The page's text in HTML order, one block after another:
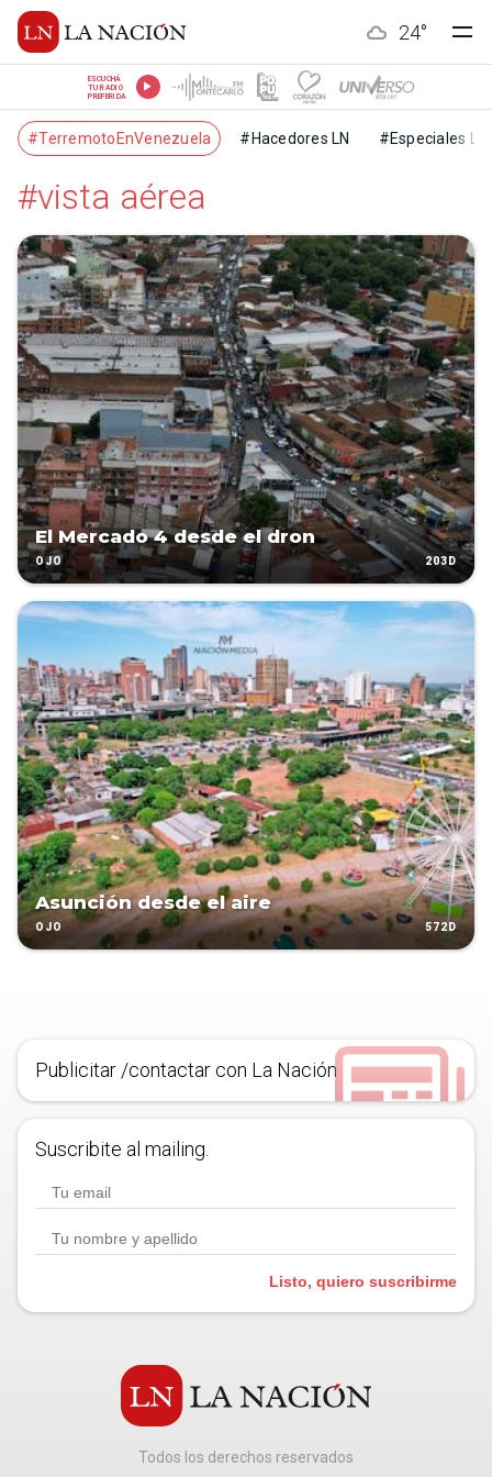
24°
ESCUCHÁ
TU RADIO
PREFERIDA
#TerremotoEnVenezuela #Hacedores LN #Especiales LN
#vista aérea
El Mercado 4 desde el dron
OJO 203D
Asunción desde el aire
OJO 572D
Publicitar /contactar con La Nación
Suscribite al mailing.
Listo, quiero suscribirme
Todos los derechos reservados